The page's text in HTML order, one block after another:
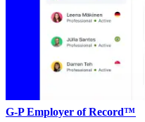
G-P Employer of Record™​​